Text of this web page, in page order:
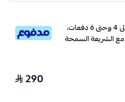
قسم دفعاتك بطريقة ميسرة إلى 4 وحتى 6 دفعات،
الشريعة السمحة
290